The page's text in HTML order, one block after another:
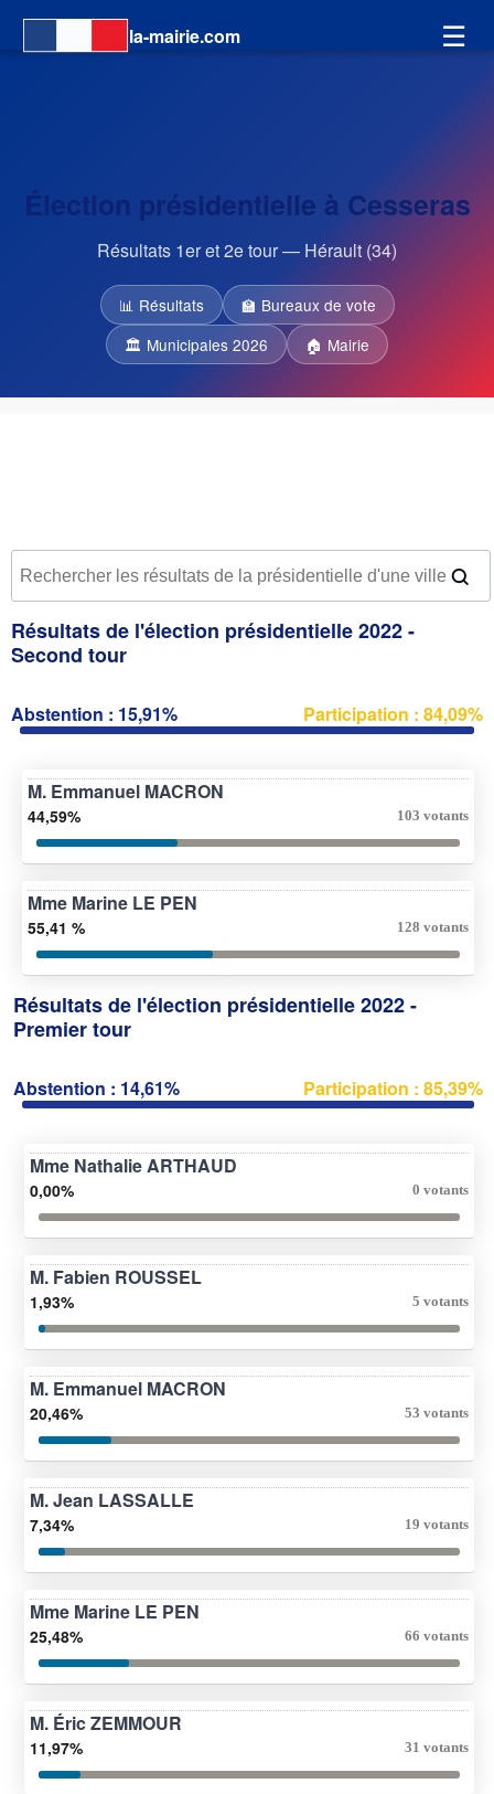
la-mairie.com ☰
Élection présidentielle à Cesseras
Résultats 1er et 2e tour — Hérault (34)
📊 Résultats
🏫 Bureaux de vote
🏛 Municipales 2026
🏠 Mairie
Résultats de l'élection présidentielle 2022 -
Second tour
Abstention : 15,91% Participation : 84,09%
M. Emmanuel MACRON
44,59% 103 votants
Mme Marine LE PEN
55,41 % 128 votants
Résultats de l'élection présidentielle 2022 -
Premier tour
Abstention : 14,61% Participation : 85,39%
Mme Nathalie ARTHAUD
0,00% 0 votants
M. Fabien ROUSSEL
1,93% 5 votants
M. Emmanuel MACRON
20,46% 53 votants
M. Jean LASSALLE
7,34% 19 votants
Mme Marine LE PEN
25,48% 66 votants
M. Éric ZEMMOUR
11,97% 31 votants